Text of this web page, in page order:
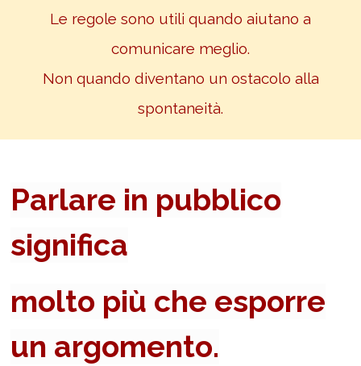
Le regole sono utili quando aiutano a
comunicare meglio.
Non quando diventano un ostacolo alla
spontaneità.
Parlare in pubblico
significa
molto più che esporre
un argomento.